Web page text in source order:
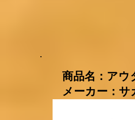
商品名：
メーカー：サ